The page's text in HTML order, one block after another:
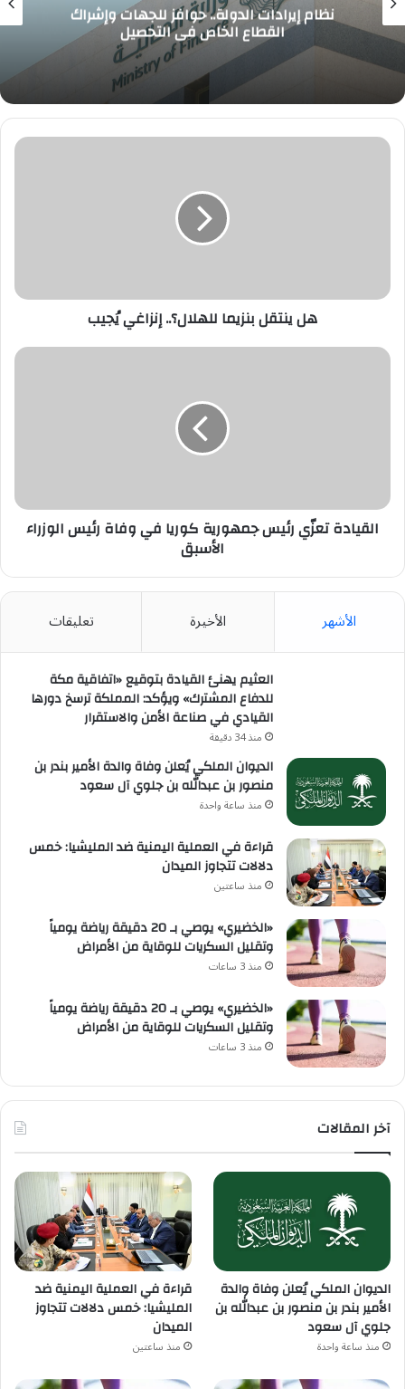
نظام إيرادات الدولة.. حوافز للجهات وإشراك
القطاع الخاص في التحصيل
هل
هل ينتقل بنزيما للهلال؟.. إنزاغي يُجيب
القيادة
الوزراء
الأسبق
القيادة تعزّي رئيس جمهورية كوريا في وفاة رئيس الوزراء
الأسبق
الأشهر الأخيرة تعليقات
العثيم يهنئ القيادة بتوقيع «اتفاقية مكة
للدفاع المشترك» ويؤكد: المملكة ترسخ دورها
القيادي في صناعة الأمن والاستقرار
منذ 34 دقيقة
الديوان الملكي يُعلن وفاة والدة الأمير بندر بن
منصور بن عبدالله بن جلوي آل سعود
منذ ساعة واحدة
قراءة في العملية اليمنية ضد المليشيا: خمس
دلالات تتجاوز الميدان
منذ ساعتين
«الخضيري» يوصي بـ 20 دقيقة رياضة يومياً
وتقليل السكريات للوقاية من الأمراض
منذ 3 ساعات
«الخضيري» يوصي بـ 20 دقيقة رياضة يومياً
وتقليل السكريات للوقاية من الأمراض
منذ 3 ساعات
آخر المقالات
الديوان الملكي يُعلن وفاة والدة
الأمير بندر بن منصور بن عبدالله بن
جلوي آل سعود
منذ ساعة واحدة
قراءة في العملية اليمنية ضد
المليشيا: خمس دلالات تتجاوز
الميدان
منذ ساعتين